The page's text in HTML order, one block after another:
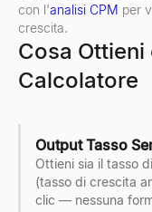
con l'analisi CPM per
crescita.
Cosa
Calcolatore
Output Tasso
Ottieni sia il tasso
(tasso di crescita
clic — nessuna